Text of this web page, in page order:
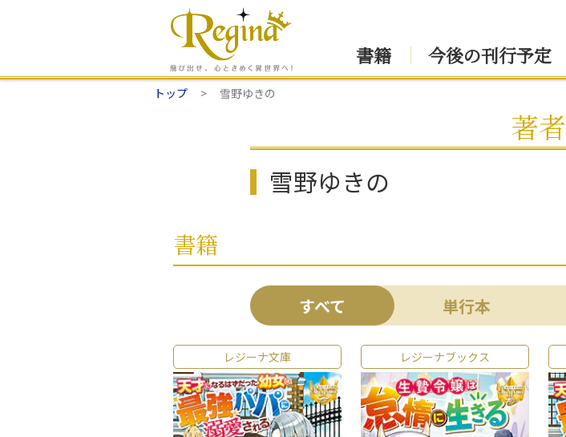
書籍 今後の刊行予定
トップ 雪野ゆきの
著者
雪野ゆきの
書籍
すべて 単行本
レジーナ文庫 レジーナブックス